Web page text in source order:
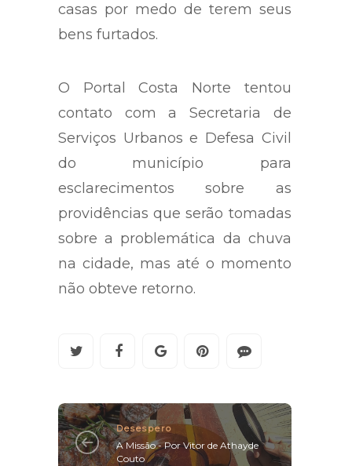
casas por medo de terem seus
bens furtados.
O Portal Costa Norte tentou
contato com a Secretaria de
Serviços Urbanos e Defesa Civil
do município para
esclarecimentos sobre as
providências que serão tomadas
sobre a problemática da chuva
na cidade, mas até o momento
não obteve retorno.
Desespero
A Missão - Por Vitor de Athayde
Couto